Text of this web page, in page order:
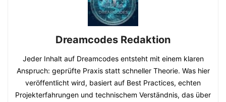
Dreamcodes Redaktion
Jeder Inhalt auf Dreamcodes entsteht mit einem klaren
Anspruch: geprüfte Praxis statt schneller Theorie. Was hier
veröffentlicht wird, basiert auf Best Practices, echten
Projekterfahrungen und technischem Verständnis, das über